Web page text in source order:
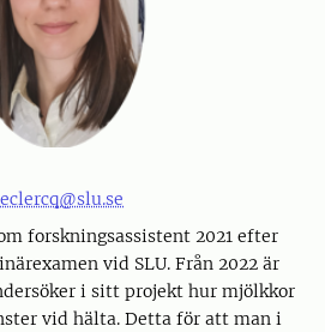
forskningsassistent 2021 efter
vid SLU. Från 2022 är
i sitt projekt hur mjölkkor
vid hälta. Detta för att man i